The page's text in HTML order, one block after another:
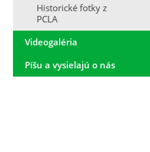
Historické fotky z
PCLA
Videogaléria
Píšu a vysielajú o nás